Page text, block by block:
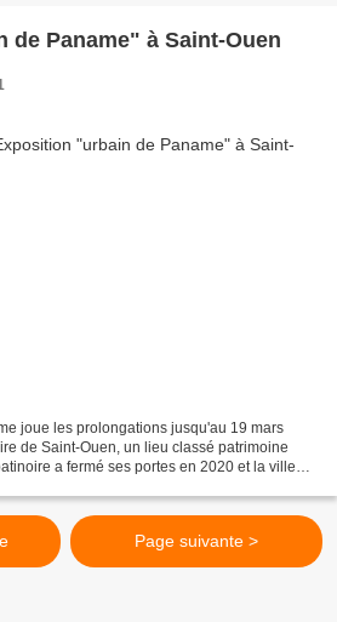
Paname" à Saint-Ouen
joue les prolongations jusqu'au 19 mars
de Saint-Ouen, un lieu classé patrimoine
a fermé ses portes en 2020 et la ville
Page suivante >